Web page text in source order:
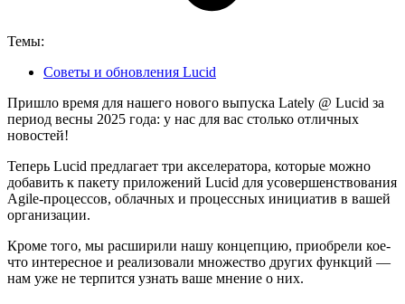
Темы:
Советы и обновления Lucid
Пришло время для нашего нового выпуска Lately @ Lucid за
период весны 2025 года: у нас для вас столько отличных
новостей!
Теперь Lucid предлагает три акселератора, которые можно
добавить к пакету приложений Lucid для усовершенствования
Agile-процессов, облачных и процессных инициатив в вашей
организации.
Кроме того, мы расширили нашу концепцию, приобрели кое-
что интересное и реализовали множество других функций —
нам уже не терпится узнать ваше мнение о них.